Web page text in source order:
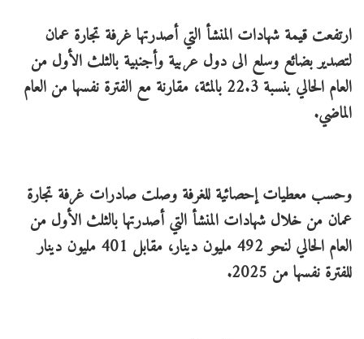
ارتفعت قيمة شهادات المنشأ التي أصدرتها غرفة تجارة عمان
لتصدير بضائع وسلع الى دول عربية وأجنبية بالثلث الأول من
العام الحالي بنسبة 22.3 بالمئة، مقارنة مع الفترة نفسها من العام
الماضي.
وحسب معطيات إحصائية للغرفة وصلت صادرات غرفة تجارة
عمان من خلال شهادات المنشأ التي أصدرتها بالثلث الأول من
العام الحالي لنحو 492 مليون دينار، مقابل 401 مليون دينار
للفترة نفسها من 2025.